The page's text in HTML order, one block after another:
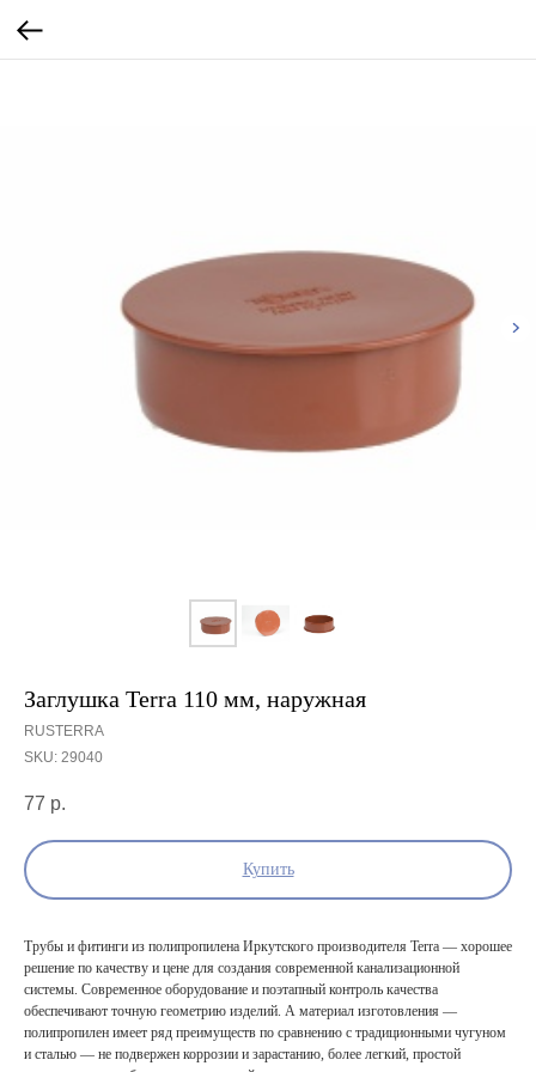
Заглушка Terra 110 мм, наружная
RUSTERRA
SKU: 29040
77 р.
Купить
Трубы и фитинги из полипропилена Иркутского производителя Terra — хорошее
решение по качеству и цене для создания современной канализационной
системы. Современное оборудование и поэтапный контроль качества
обеспечивают точную геометрию изделий. А материал изготовления —
полипропилен имеет ряд преимуществ по сравнению с традиционными чугуном
и сталью — не подвержен коррозии и зарастанию, более легкий, простой